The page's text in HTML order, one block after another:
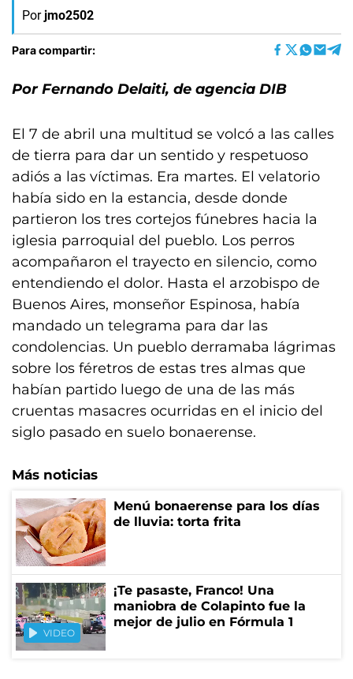
Por jmo2502
Para compartir:
Por Fernando Delaiti, de agencia DIB
El 7 de abril una multitud se volcó a las calles
de tierra para dar un sentido y respetuoso
adiós a las víctimas. Era martes. El velatorio
había sido en la estancia, desde donde
partieron los tres cortejos fúnebres hacia la
iglesia parroquial del pueblo. Los perros
acompañaron el trayecto en silencio, como
entendiendo el dolor. Hasta el arzobispo de
Buenos Aires, monseñor Espinosa, había
mandado un telegrama para dar las
condolencias. Un pueblo derramaba lágrimas
sobre los féretros de estas tres almas que
habían partido luego de una de las más
cruentas masacres ocurridas en el inicio del
siglo pasado en suelo bonaerense.
Más noticias
Menú bonaerense para los días
de lluvia: torta frita
VIDEO
¡Te pasaste, Franco! Una
maniobra de Colapinto fue la
mejor de julio en Fórmula 1